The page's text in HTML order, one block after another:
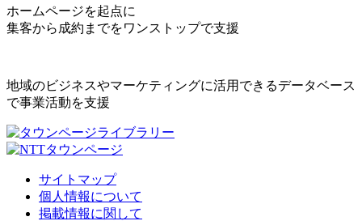
ホームページを起点に
集客から成約までをワンストップで支援
地域のビジネスやマーケティングに活用できるデータベース
で事業活動を支援
サイトマップ
個人情報について
掲載情報に関して